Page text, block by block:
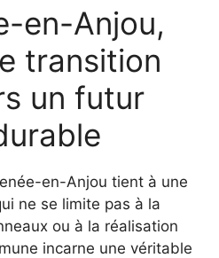
en-Anjou,
transition
un futur
en-Anjou tient à une
ne se limite pas à la
ou à la réalisation
incarne une véritable